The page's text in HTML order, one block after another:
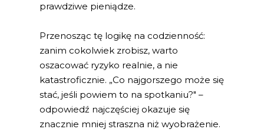
prawdziwe pieniądze.
Przenosząc tę logikę na codzienność:
zanim cokolwiek zrobisz, warto
oszacować ryzyko realnie, a nie
katastroficznie. „Co najgorszego może się
stać, jeśli powiem to na spotkaniu?" –
odpowiedź najczęściej okazuje się
znacznie mniej straszna niż wyobrażenie.